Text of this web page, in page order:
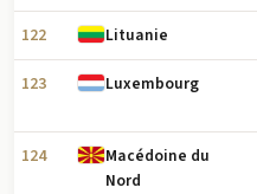
122 Lituanie
123 Luxembourg
124
Macédoine du
Nord